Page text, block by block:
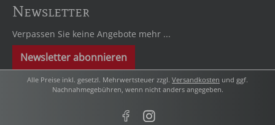
Newsletter
Verpassen Sie keine Angebote mehr ...
Newsletter abonnieren
Alle Preise inkl. gesetzl. Mehrwertsteuer zzgl. Versandkosten und ggf.
Nachnahmegebühren, wenn nicht anders angegeben.